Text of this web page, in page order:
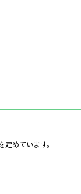
めています。